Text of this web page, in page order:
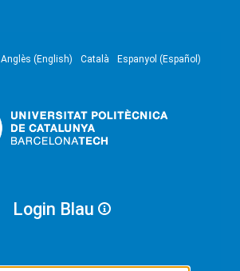
Anglès (English) Català Espanyol (Español)
Login Blau